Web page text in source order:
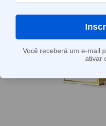
Você receberá um e-mail
ativar